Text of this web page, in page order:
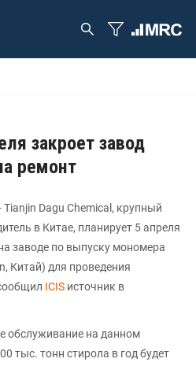
закроет завод
ремонт
Tianjin Dagu Chemical, крупный
в Китае, планирует 5 апреля
заводе по выпуску мономера
Китай) для проведения
ICIS источник в
обслуживание на данном
тыс. тонн стирола в год будет